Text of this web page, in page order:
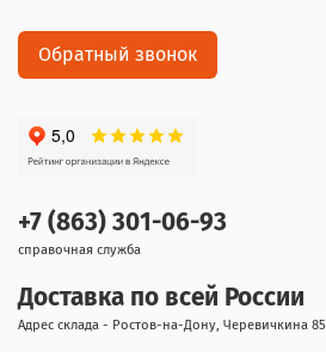
+7 (863) 301-06-93
справочная служба
Доставка по всей России
Адрес склада - Ростов-на-Дону, Черевичкина 85
Обратный звонок